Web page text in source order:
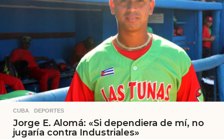
s
CUBA ,DEPORTES
Jorge E. Alomá: «Si dependiera de mí, no
jugaría contra Industriales»